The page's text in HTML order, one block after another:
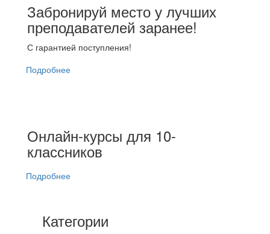
Забронируй место у лучших
преподавателей заранее!
С гарантией поступления!
Подробнее
Онлайн-курсы для 10-
классников
Подробнее
Категории